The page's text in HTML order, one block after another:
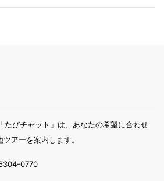
たびチャット」は、あなたの希望に合わせ
アーを案内します。
0770